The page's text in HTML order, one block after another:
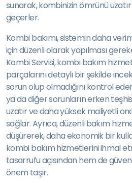
sunarak, kombinizin ömrünü uzatır
geçerler.
Kombi bakımı, sistemin daha
için düzenli olarak yapılması
Kombi Servisi, kombi bakım
parçalarını detaylı bir şekilde
sorun olup olmadığını kontrol
ya da diğer sorunların erken
uzatır ve daha yüksek maliyetli
sağlar. Ayrıca, düzenli bakım
düşürerek, daha ekonomik bir
kombi bakım hizmetlerini ihmal
tasarrufu açısından hem de
önem taşır.